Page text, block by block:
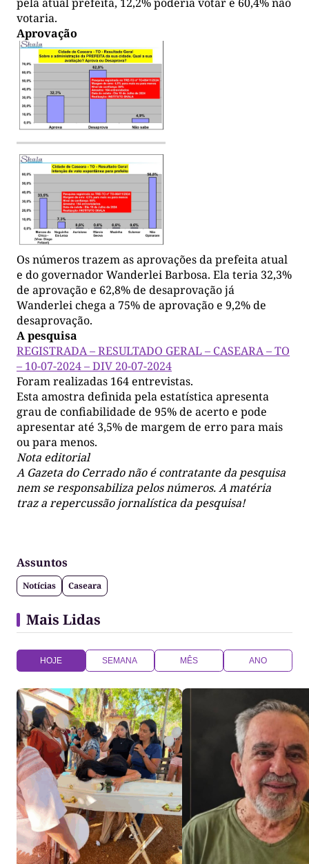
votaria.
Aprovação
Os números trazem as aprovações da prefeita atual
e do governador Wanderlei Barbosa. Ela teria 32,3%
de aprovação e 62,8% de desaprovação já
Wanderlei chega a 75% de aprovação e 9,2% de
desaprovação.
A pesquisa
REGISTRADA – RESULTADO GERAL – CASEARA – TO
– 10-07-2024 – DIV 20-07-2024
Foram realizadas 164 entrevistas.
Esta amostra definida pela estatística apresenta
grau de confiabilidade de 95% de acerto e pode
apresentar até 3,5% de margem de erro para mais
ou para menos.
Nota editorial
A Gazeta do Cerrado não é contratante da pesquisa
nem se responsabiliza pelos números. A matéria
traz a repercussão jornalística da pesquisa!
Assuntos
Notícias Caseara
Mais Lidas
HOJE SEMANA MÊS ANO